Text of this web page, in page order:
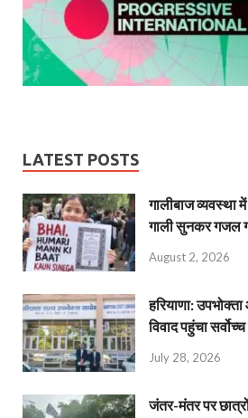
LATEST POSTS
गालीबाज व्‍यवस्‍था
गाली सुनकर गजल
August 2, 2026
हरियाणा:
विवाद पहुंचा
July 28, 2026
जंतर-मंतर पर